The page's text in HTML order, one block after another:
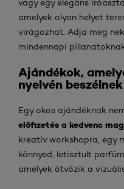
vagy egy elegáns
amelyek olyan helyet
virágozhat. Adja meg
mindennapi
Ajándékok,
nyelvén beszélnek
Egy okos ajándéknak
előfizetés a kedvenc
kreatív workshopra, egy
könnyed, letisztult
amelyek ötvözik a